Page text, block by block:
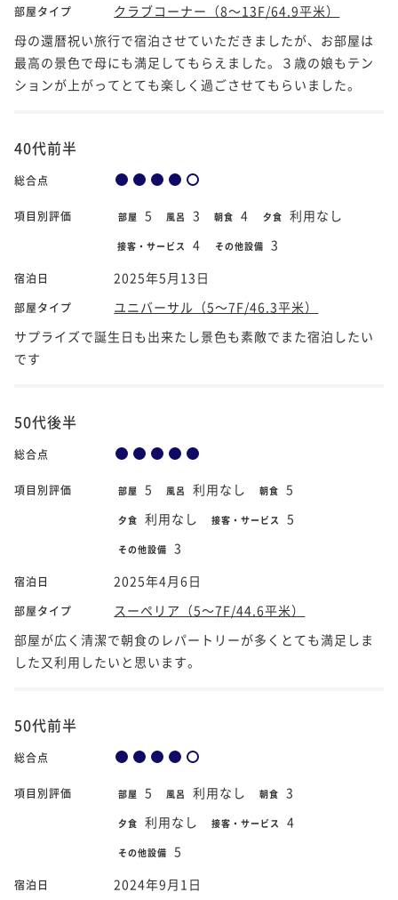
部屋タイプ
クラブコーナー（8～13F/64.9平米）
母の還暦祝い旅行で宿泊させていただきましたが、お部屋は
最高の景色で母にも満足してもらえました。３歳の娘もテン
ションが上がってとても楽しく過ごさせてもらいました。
40代前半
総合点
項目別評価 部屋 5 風呂 3 朝食 4 夕食 利用なし
接客・サービス 4 その他設備 3
宿泊日 2025年5月13日
部屋タイプ
ユニバーサル（5～7F/46.3平米）
サプライズで誕生日も出来たし景色も素敵でまた宿泊したい
です
50代後半
総合点
項目別評価 部屋 5 風呂 利用なし 朝食 5
夕食 利用なし 接客・サービス 5
その他設備 3
宿泊日 2025年4月6日
部屋タイプ
スーペリア（5～7F/44.6平米）
部屋が広く清潔で朝食のレパートリーが多くとても満足しま
した又利用したいと思います。
50代前半
総合点
項目別評価 部屋 5 風呂 利用なし 朝食 3
夕食 利用なし 接客・サービス 4
その他設備 5
宿泊日 2024年9月1日